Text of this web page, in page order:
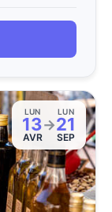
LUN
13
AVR
→
LUN
21
SEP